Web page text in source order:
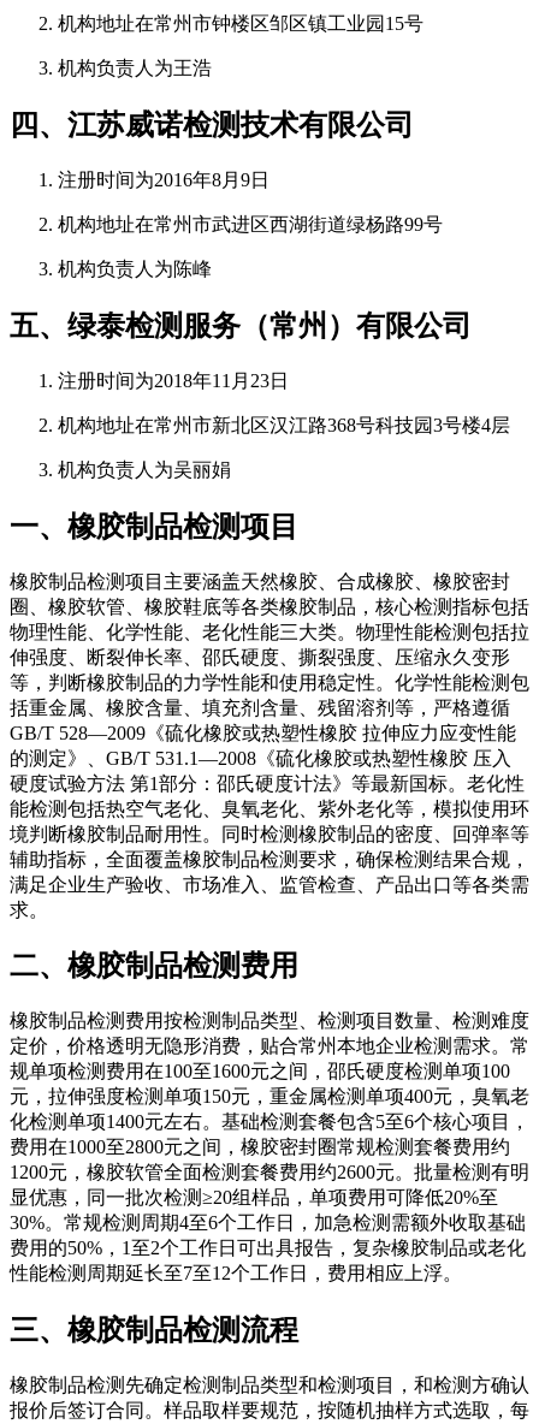
机构地址在常州市钟楼区邹区镇工业园15号
机构负责人为王浩
四、江苏威诺检测技术有限公司
注册时间为2016年8月9日
机构地址在常州市武进区西湖街道绿杨路99号
机构负责人为陈峰
五、绿泰检测服务（常州）有限公司
注册时间为2018年11月23日
机构地址在常州市新北区汉江路368号科技园3号楼4层
机构负责人为吴丽娟
一、橡胶制品检测项目
橡胶制品检测项目主要涵盖天然橡胶、合成橡胶、橡胶密封
圈、橡胶软管、橡胶鞋底等各类橡胶制品，核心检测指标包括
物理性能、化学性能、老化性能三大类。物理性能检测包括拉
伸强度、断裂伸长率、邵氏硬度、撕裂强度、压缩永久变形
等，判断橡胶制品的力学性能和使用稳定性。化学性能检测包
括重金属、橡胶含量、填充剂含量、残留溶剂等，严格遵循
GB/T 528—2009《硫化橡胶或热塑性橡胶 拉伸应力应变性能
的测定》、GB/T 531.1—2008《硫化橡胶或热塑性橡胶 压入
硬度试验方法 第1部分：邵氏硬度计法》等最新国标。老化性
能检测包括热空气老化、臭氧老化、紫外老化等，模拟使用环
境判断橡胶制品耐用性。同时检测橡胶制品的密度、回弹率等
辅助指标，全面覆盖橡胶制品检测要求，确保检测结果合规，
满足企业生产验收、市场准入、监管检查、产品出口等各类需
求。
二、橡胶制品检测费用
橡胶制品检测费用按检测制品类型、检测项目数量、检测难度
定价，价格透明无隐形消费，贴合常州本地企业检测需求。常
规单项检测费用在100至1600元之间，邵氏硬度检测单项100
元，拉伸强度检测单项150元，重金属检测单项400元，臭氧老
化检测单项1400元左右。基础检测套餐包含5至6个核心项目，
费用在1000至2800元之间，橡胶密封圈常规检测套餐费用约
1200元，橡胶软管全面检测套餐费用约2600元。批量检测有明
显优惠，同一批次检测≥20组样品，单项费用可降低20%至
30%。常规检测周期4至6个工作日，加急检测需额外收取基础
费用的50%，1至2个工作日可出具报告，复杂橡胶制品或老化
性能检测周期延长至7至12个工作日，费用相应上浮。
三、橡胶制品检测流程
橡胶制品检测先确定检测制品类型和检测项目，和检测方确认
报价后签订合同。样品取样要规范，按随机抽样方式选取，每